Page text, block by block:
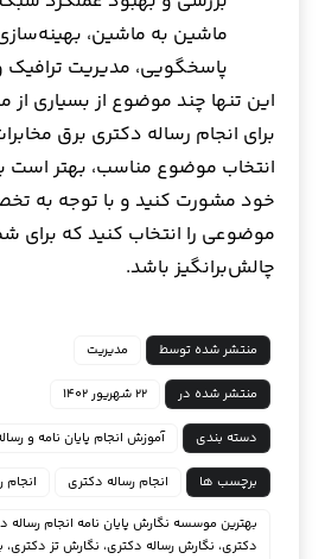
ماشین به ماشین،
پاسخگویی، مدیریت ترافیک
این تنها چند موضوع از بسیاری
برای انجام رساله دکتری برق
انتخاب موضوع مناسب، بهتر است
خود مشورت کنید و با توجه به
موضوعی را انتخاب کنید که برای
چالش‌برانگیز باشد.
منتشر شده توسط مدیریت
منتشر شده در ۲۲ شهریور ۱۴۰۲
دسته بندی آموزش انجام پایان نامه و
برچسب ها انجام رساله دکتری انجام
بهترین موسسه نگارش پایان نامه انجام رساله
دکتری، نگارش رساله دکتری، نگارش تز